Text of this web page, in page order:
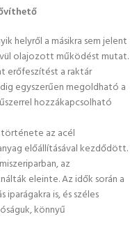
helyről a másikra sem jelent
olajozott működést mutat.
erőfeszítést a raktár
egyszerűen megoldható a
hozzákapcsolható
története az acél
előállításával kezdődött.
az
eleinte. Az idők során a
is, és széles
könnyű